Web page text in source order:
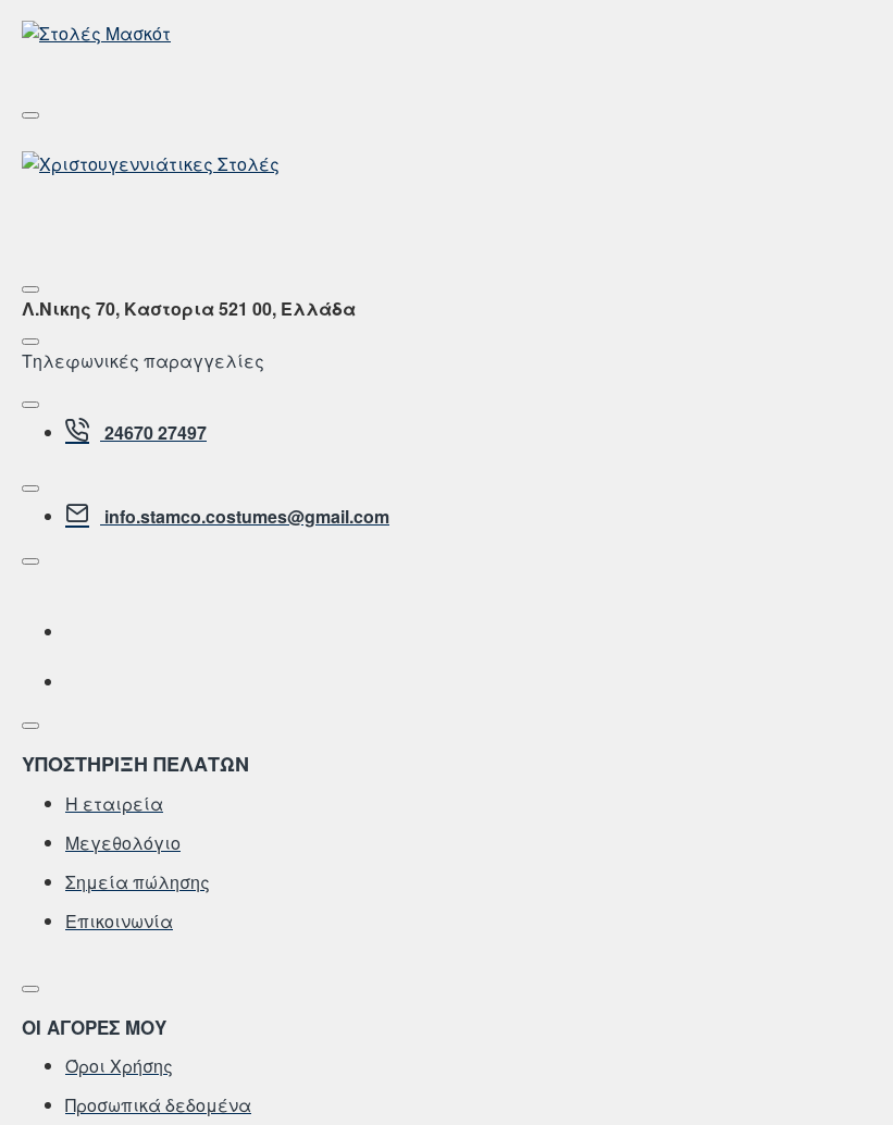
Λ.Νικης 70, Καστορια 521 00, Ελλάδα
Τηλεφωνικές παραγγελίες
24670 27497
info.stamco.costumes@gmail.com
ΥΠΟΣΤΗΡΙΞΗ ΠΕΛΑΤΩΝ
Η εταιρεία
Μεγεθολόγιο
Σημεία πώλησης
Επικοινωνία
ΟΙ ΑΓΟΡΕΣ ΜΟΥ
Όροι Χρήσης
Προσωπικά δεδομένα